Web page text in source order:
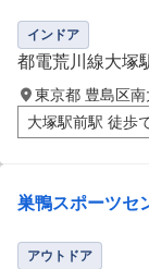
インドア
都電荒川線大塚
東京都 豊島区
大塚駅前駅 徒歩
巣鴨スポーツセ
アウトドア